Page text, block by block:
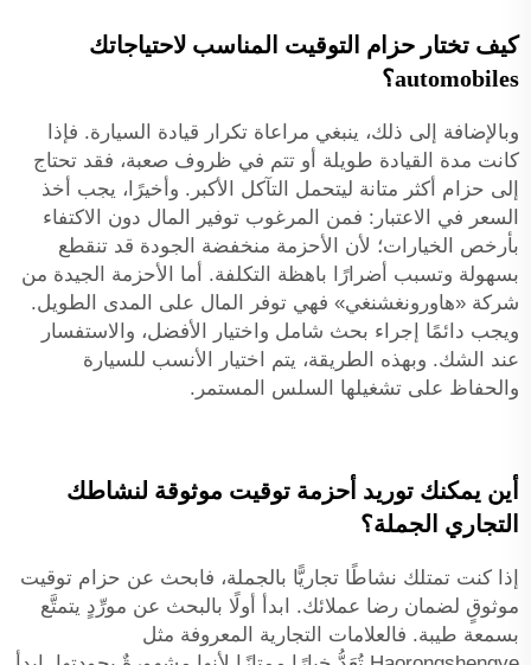
كيف تختار حزام التوقيت المناسب لاحتياجاتك
automobiles؟
وبالإضافة إلى ذلك، ينبغي مراعاة تكرار قيادة السيارة. فإذا
كانت مدة القيادة طويلة أو تتم في ظروف صعبة، فقد تحتاج
إلى حزام أكثر متانة ليتحمل التآكل الأكبر. وأخيرًا، يجب أخذ
السعر في الاعتبار: فمن المرغوب توفير المال دون الاكتفاء
بأرخص الخيارات؛ لأن الأحزمة منخفضة الجودة قد تنقطع
بسهولة وتسبب أضرارًا باهظة التكلفة. أما الأحزمة الجيدة من
شركة «هاورونغشنغي» فهي توفر المال على المدى الطويل.
ويجب دائمًا إجراء بحث شامل واختيار الأفضل، والاستفسار
عند الشك. وبهذه الطريقة، يتم اختيار الأنسب للسيارة
والحفاظ على تشغيلها السلس المستمر.
أين يمكنك توريد أحزمة توقيت موثوقة لنشاطك
التجاري الجملة؟
إذا كنت تمتلك نشاطًا تجاريًّا بالجملة، فابحث عن حزام توقيت
موثوقٍ لضمان رضا عملائك. ابدأ أولًا بالبحث عن مورِّدٍ يتمتَّع
بسمعة طيبة. فالعلامات التجارية المعروفة مثل